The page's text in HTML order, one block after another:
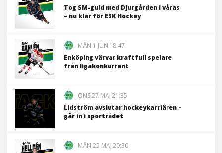
Tog SM-guld med Djurgården i våras
– nu klar för ESK Hockey
MÅN 1 JUN 18:47
Enköping värvar kraftfull spelare
från ligakonkurrent
ONS 27 MAJ 21:35
Lidström avslutar hockeykarriären –
går in i sportrådet
MÅN 25 MAJ 20:30